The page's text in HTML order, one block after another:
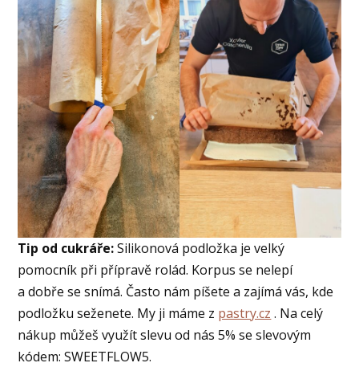
Tip od cukráře:Silikonová podložka je velký
pomocník při přípravě rolád. Korpus se nelepí
a dobře se snímá. Často nám píšete a zajímá vás, kde
podložku seženete. My ji máme z pastry.cz . Na celý
nákup můžeš využít slevu od nás 5% se slevovým
kódem: SWEETFLOW5.